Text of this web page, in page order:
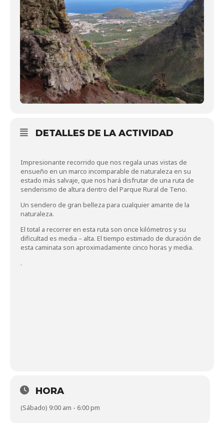
DETALLES DE LA ACTIVIDAD
Impresionante recorrido que nos regala unas vistas de
ensueño en un marco incomparable de naturaleza en su
estado más salvaje, que nos hará disfrutar de una ruta de
senderismo de altura dentro del Parque Rural de Teno.
Un sendero de gran belleza para cualquier amante de la
naturaleza.
El total a recorrer en esta ruta son once kilómetros y su
dificultad es media – alta. El tiempo estimado de duración de
esta caminata son aproximadamente cinco horas y media.
.
HORA
(Sábado) 9:00 am - 6:00 pm